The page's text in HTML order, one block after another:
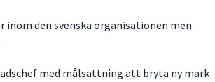
den svenska organisationen men
med målsättning att bryta ny mark